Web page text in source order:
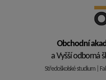
Obchodní
a Vyšší odborná
Středoškolské studium |